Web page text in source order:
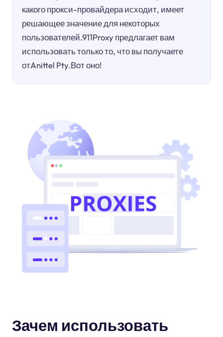
какого прокси-провайдера исходит, имеет
решающее значение для некоторых
пользователей.911Proxy предлагает вам
использовать только то, что вы получаете
отAnittel Pty.Вот оно!
Зачем использовать